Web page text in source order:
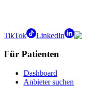
TikTok LinkedIn
Für Patienten
Dashboard
Anbieter suchen